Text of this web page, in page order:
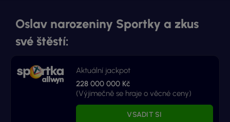
Oslav narozeniny Sportky a zkus
své štěstí:
Aktuální jackpot
228 000 000 Kč
(Výjimečně se hraje o věcné ceny)
VSADIT SI